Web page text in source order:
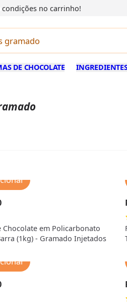
condições no carrinho!
DE CHOCOLATE
Chocolate em Policarbonato
(1kg) - Gramado Injetados